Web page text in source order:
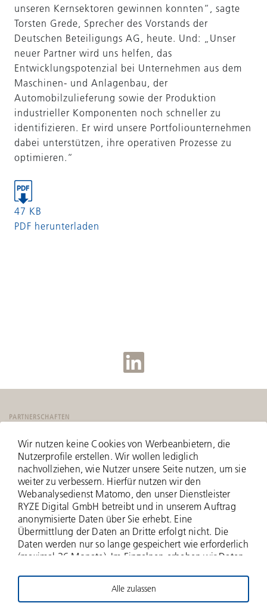
unseren Kernsektoren gewinnen konnten“, sagte
Torsten Grede, Sprecher des Vorstands der
Deutschen Beteiligungs AG, heute. Und: „Unser
neuer Partner wird uns helfen, das
Entwicklungspotenzial bei Unternehmen aus dem
Maschinen- und Anlagenbau, der
Automobilzulieferung sowie der Produktion
industrieller Komponenten noch schneller zu
identifizieren. Er wird unsere Portfoliounternehmen
dabei unterstützen, ihre operativen Prozesse zu
optimieren.“
47 KB
PDF herunterladen
PARTNERSCHAFTEN
Wir nutzen keine Cookies von Werbeanbietern, die
Nutzerprofile erstellen. Wir wollen lediglich
nachvollziehen, wie Nutzer unsere Seite nutzen, um sie
weiter zu verbessern. Hierfür nutzen wir den
Webanalysedienst Matomo, den unser Dienstleister
RYZE Digital GmbH betreibt und in unserem Auftrag
anonymisierte Daten über Sie erhebt. Eine
Übermittlung der Daten an Dritte erfolgt nicht. Die
Daten werden nur so lange gespeichert wie erforderlich
(maximal 36 Monate). Im Einzelnen erheben wir Daten
werden erfasst), zu aufgerufenen Webseiten und Ihrer
Verweildauer hierauf, Häufigkeit der Aufrufe, zu
Alle zulassen